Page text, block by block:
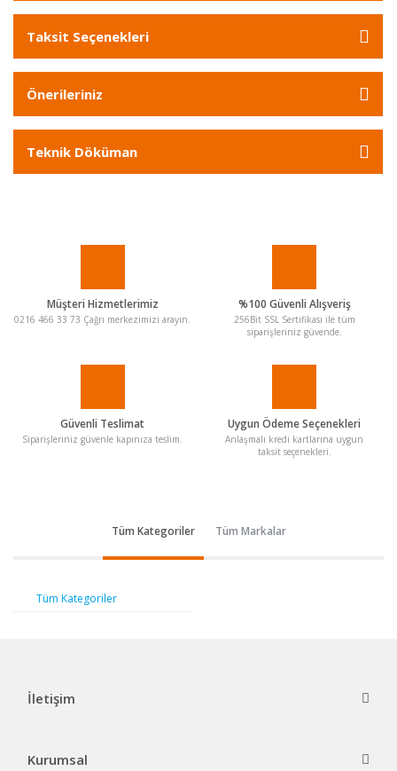
Taksit Seçenekleri
Önerileriniz
Teknik Döküman
Müşteri Hizmetlerimiz
0216 466 33 73 Çağrı merkezimizi arayın.
%100 Güvenli Alışveriş
256Bit SSL Sertifikası ile tüm
siparişleriniz güvende.
Güvenli Teslimat
Siparişleriniz güvenle kapınıza teslim.
Uygun Ödeme Seçenekleri
Anlaşmalı kredi kartlarına uygun
taksit seçenekleri.
Tüm Kategoriler Tüm Markalar
Tüm Kategoriler
İletişim
Kurumsal